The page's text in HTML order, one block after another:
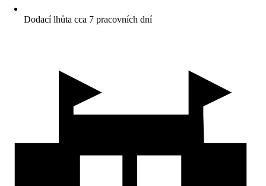
Dodací lhůta cca 7 pracovních dní